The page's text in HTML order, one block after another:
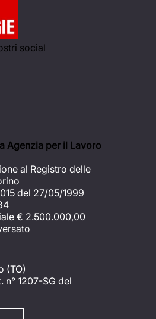
social
Agenzia per il Lavoro
al Registro delle
del 27/05/1999
€ 2.500.000,00
(TO)
n° 1207-SG del